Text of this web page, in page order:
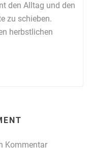
den Alltag und den
zu schieben.
herbstlichen
Kommentar